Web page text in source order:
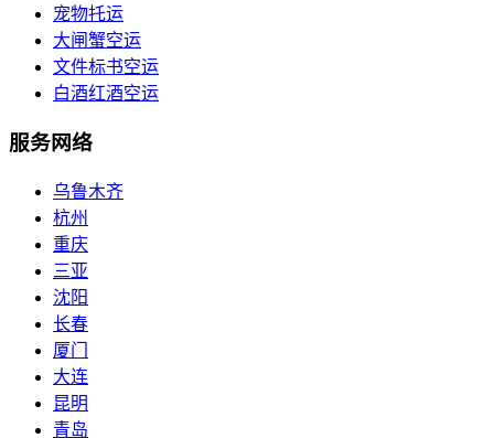
宠物托运
大闸蟹空运
文件标书空运
白酒红酒空运
服务网络
乌鲁木齐
杭州
重庆
三亚
沈阳
长春
厦门
大连
昆明
青岛